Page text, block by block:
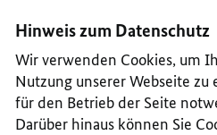
II
III
IV
V
Hinweis zum Datenschutz
Wir verwenden Cookies, um
Nutzung unserer Webseite
für den Betrieb der Seite
Darüber hinaus können Sie